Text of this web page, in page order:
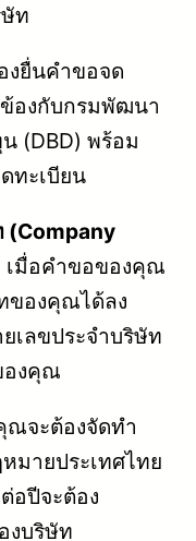
ท
ยื่นคำขอจด
องกับกรมพัฒนา
(DBD) พร้อม
ทะเบียน
(Company
เมื่อคำขอของคุณ
ของคุณได้ลง
เลขประจำบริษัท
องคุณ
ณจะต้องจัดทำ
มายประเทศไทย
อปีจะต้อง
งบริษัท